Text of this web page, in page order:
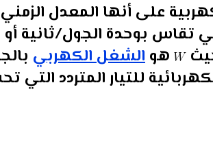
على أنها المعدل
بوحدة الجول/ثانية أو
هوالشغل الكهربي
للتيار المتردد التي